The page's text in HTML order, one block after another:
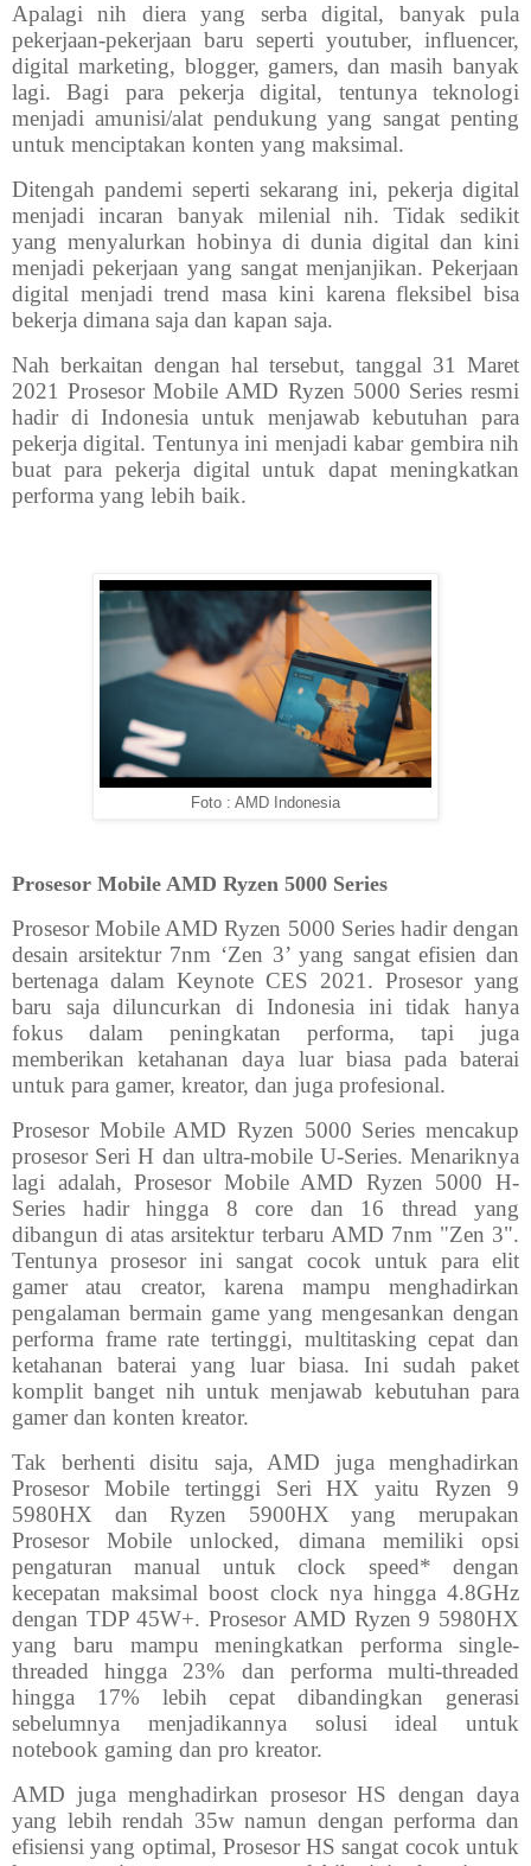
Apalagi nih diera yang serba digital, banyak pula
pekerjaan-pekerjaan baru seperti youtuber, influencer,
digital marketing, blogger, gamers, dan masih banyak
lagi. Bagi para pekerja digital, tentunya teknologi
menjadi amunisi/alat pendukung yang sangat penting
untuk menciptakan konten yang maksimal.
Ditengah pandemi seperti sekarang ini, pekerja digital
menjadi incaran banyak milenial nih. Tidak sedikit
yang menyalurkan hobinya di dunia digital dan kini
menjadi pekerjaan yang sangat menjanjikan. Pekerjaan
digital menjadi trend masa kini karena fleksibel bisa
bekerja dimana saja dan kapan saja.
Nah berkaitan dengan hal tersebut, tanggal 31 Maret
2021 Prosesor Mobile AMD Ryzen 5000 Series resmi
hadir di Indonesia untuk menjawab kebutuhan para
pekerja digital. Tentunya ini menjadi kabar gembira nih
buat para pekerja digital untuk dapat meningkatkan
performa yang lebih baik.
Foto : AMD Indonesia
Prosesor Mobile AMD Ryzen 5000 Series
Prosesor Mobile AMD Ryzen 5000 Series hadir dengan
desain arsitektur 7nm ‘Zen 3’ yang sangat efisien dan
bertenaga dalam Keynote CES 2021. Prosesor yang
baru saja diluncurkan di Indonesia ini tidak hanya
fokus dalam peningkatan performa, tapi juga
memberikan ketahanan daya luar biasa pada baterai
untuk para gamer, kreator, dan juga profesional.
Prosesor Mobile AMD Ryzen 5000 Series mencakup
prosesor Seri H dan ultra-mobile U-Series. Menariknya
lagi adalah, Prosesor Mobile AMD Ryzen 5000 H-
Series hadir hingga 8 core dan 16 thread yang
dibangun di atas arsitektur terbaru AMD 7nm "Zen 3".
Tentunya prosesor ini sangat cocok untuk para elit
gamer atau creator, karena mampu menghadirkan
pengalaman bermain game yang mengesankan dengan
performa frame rate tertinggi, multitasking cepat dan
ketahanan baterai yang luar biasa. Ini sudah paket
komplit banget nih untuk menjawab kebutuhan para
gamer dan konten kreator.
Tak berhenti disitu saja, AMD juga menghadirkan
Prosesor Mobile tertinggi Seri HX yaitu Ryzen 9
5980HX dan Ryzen 5900HX yang merupakan
Prosesor Mobile unlocked, dimana memiliki opsi
pengaturan manual untuk clock speed* dengan
kecepatan maksimal boost clock nya hingga 4.8GHz
dengan TDP 45W+. Prosesor AMD Ryzen 9 5980HX
yang baru mampu meningkatkan performa single-
threaded hingga 23% dan performa multi-threaded
hingga 17% lebih cepat dibandingkan generasi
sebelumnya menjadikannya solusi ideal untuk
notebook gaming dan pro kreator.
AMD juga menghadirkan prosesor HS dengan daya
yang lebih rendah 35w namun dengan performa dan
efisiensi yang optimal, Prosesor HS sangat cocok untuk